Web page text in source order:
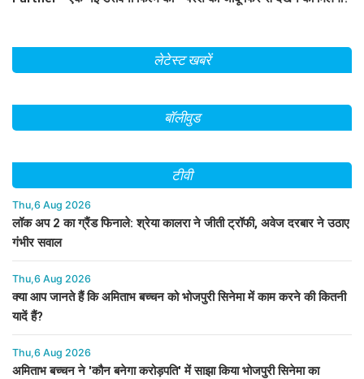
लेटेस्ट खबरें
बॉलीवुड
टीवी
Thu,6 Aug 2026
लॉक अप 2 का ग्रैंड फिनाले: श्रेया कालरा ने जीती ट्रॉफी, अवेज दरबार ने उठाए
गंभीर सवाल
Thu,6 Aug 2026
क्या आप जानते हैं कि अमिताभ बच्चन को भोजपुरी सिनेमा में काम करने की कितनी
यादें हैं?
Thu,6 Aug 2026
अमिताभ बच्चन ने 'कौन बनेगा करोड़पति' में साझा किया भोजपुरी सिनेमा का